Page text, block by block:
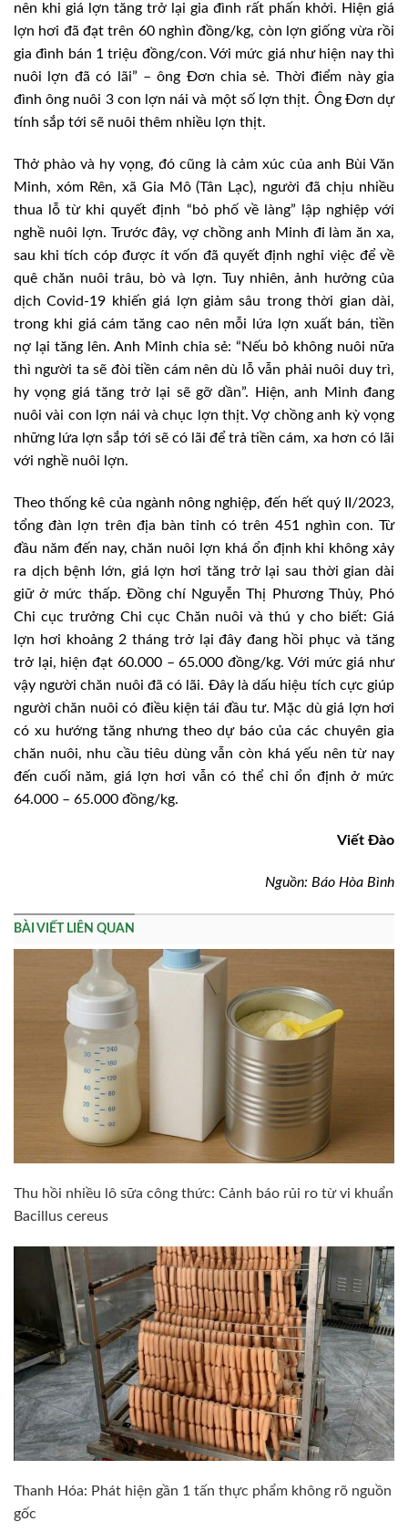
nên khi giá lợn tăng trở lại gia đình rất phấn khởi. Hiện giá
lợn hơi đã đạt trên 60 nghìn đồng/kg, còn lợn giống vừa rồi
gia đình bán 1 triệu đồng/con. Với mức giá như hiện nay thì
nuôi lợn đã có lãi” – ông Đơn chia sẻ. Thời điểm này gia
đình ông nuôi 3 con lợn nái và một số lợn thịt. Ông Đơn dự
tính sắp tới sẽ nuôi thêm nhiều lợn thịt.
Thở phào và hy vọng, đó cũng là cảm xúc của anh Bùi Văn
Minh, xóm Rên, xã Gia Mô (Tân Lạc), người đã chịu nhiều
thua lỗ từ khi quyết định “bỏ phố về làng” lập nghiệp với
nghề nuôi lợn. Trước đây, vợ chồng anh Minh đi làm ăn xa,
sau khi tích cóp được ít vốn đã quyết định nghỉ việc để về
quê chăn nuôi trâu, bò và lợn. Tuy nhiên, ảnh hưởng của
dịch Covid-19 khiến giá lợn giảm sâu trong thời gian dài,
trong khi giá cám tăng cao nên mỗi lứa lợn xuất bán, tiền
nợ lại tăng lên. Anh Minh chia sẻ: “Nếu bỏ không nuôi nữa
thì người ta sẽ đòi tiền cám nên dù lỗ vẫn phải nuôi duy trì,
hy vọng giá tăng trở lại sẽ gỡ dần”. Hiện, anh Minh đang
nuôi vài con lợn nái và chục lợn thịt. Vợ chồng anh kỳ vọng
những lứa lợn sắp tới sẽ có lãi để trả tiền cám, xa hơn có lãi
với nghề nuôi lợn.
Theo thống kê của ngành nông nghiệp, đến hết quý II/2023,
tổng đàn lợn trên địa bàn tỉnh có trên 451 nghìn con. Từ
đầu năm đến nay, chăn nuôi lợn khá ổn định khi không xảy
ra dịch bệnh lớn, giá lợn hơi tăng trở lại sau thời gian dài
giữ ở mức thấp. Đồng chí Nguyễn Thị Phương Thủy, Phó
Chi cục trưởng Chi cục Chăn nuôi và thú y cho biết: Giá
lợn hơi khoảng 2 tháng trở lại đây đang hồi phục và tăng
trở lại, hiện đạt 60.000 – 65.000 đồng/kg. Với mức giá như
vậy người chăn nuôi đã có lãi. Đây là dấu hiệu tích cực giúp
người chăn nuôi có điều kiện tái đầu tư. Mặc dù giá lợn hơi
có xu hướng tăng nhưng theo dự báo của các chuyên gia
chăn nuôi, nhu cầu tiêu dùng vẫn còn khá yếu nên từ nay
đến cuối năm, giá lợn hơi vẫn có thể chỉ ổn định ở mức
64.000 – 65.000 đồng/kg.
Viết Đào
Nguồn: Báo Hòa Bình
BÀI VIẾT LIÊN QUAN
Thu hồi nhiều lô sữa công thức: Cảnh báo rủi ro từ vi khuẩn
Bacillus cereus
Thanh Hóa: Phát hiện gần 1 tấn thực phẩm không rõ nguồn
gốc